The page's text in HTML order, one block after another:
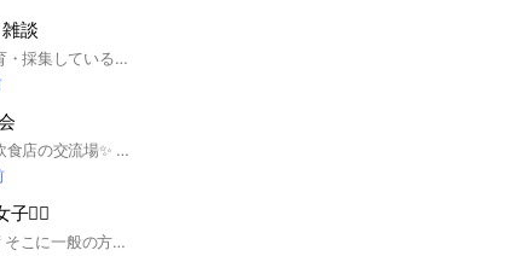
談
カブト・クワガタを飼育・採集している人達で楽しくやっています！！ 入ってみて抜けたくなったら抜けてもらって結構です！ただ一言お願いします！！
横浜中華街🐼おすすめ飲食店の交流場✨ 美味しかったお店はもちろん、雰囲気の良いお店、観光に訪れる際、TVで紹介された店、 様々な情報交換にご活用下さい🇨🇳 横浜中華街グルメ/横浜/オススメ店/グルメ/グルメ店/観光グルメ/飲茶/食べ放題/スイーツ/餃子/タピオカ/横浜観光/みなとみらい/情報交換/ランチ/横浜カフェ/コスパ/ブランチ/山下公園
子👷‍♀️
プロが教えるDIYの技術 そこに一般の方のユニークな発想が加わってどんどん良いもの出来ていくんじゃないのー！！って勢いで部屋作りました😆🔥